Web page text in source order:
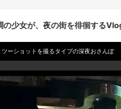
の少女が、夜の街を徘徊する
ーショットを撮るタイプの深夜おさんぽ